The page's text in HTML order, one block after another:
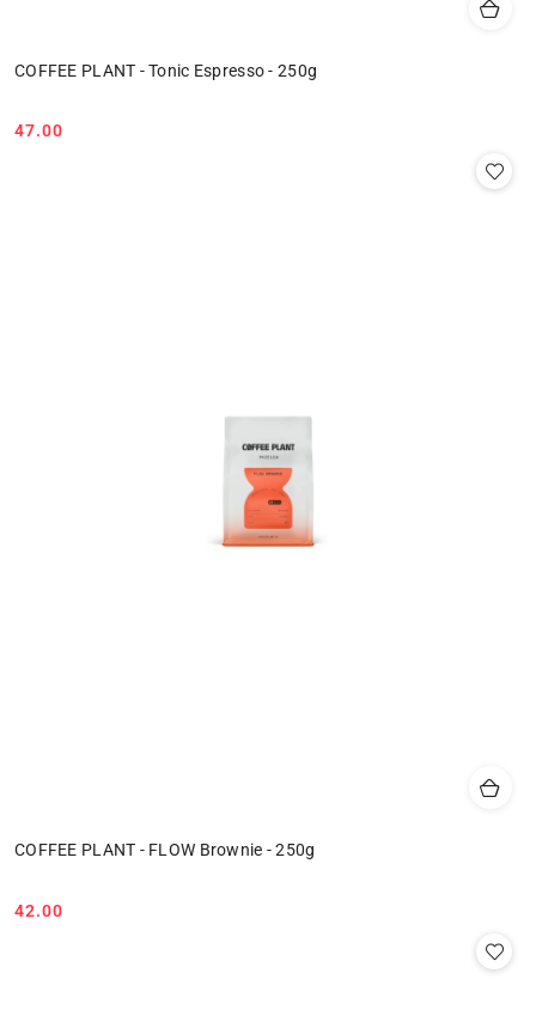
COFFEE PLANT - Tonic Espresso - 250g
Cena:
47.00
COFFEE PLANT - FLOW Brownie - 250g
Cena:
42.00